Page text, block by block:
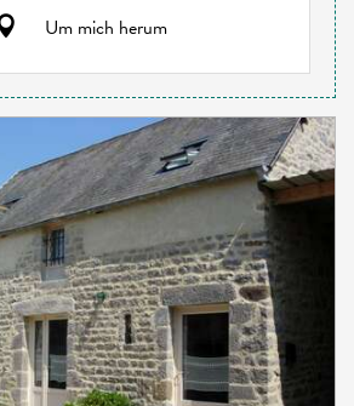
Um mich herum